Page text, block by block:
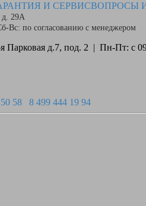
И СЕРВИСВОПРОСЫ
д. 29А
Вс: по согласованию с менеджером
я Парковая д.7, под. 2 | Пн-Пт: с
58 8 499 444 19 94